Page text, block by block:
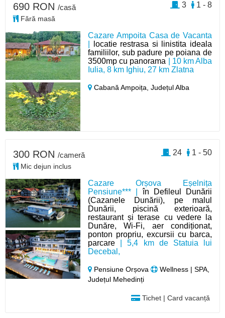
Cazare Ampoita Casa de Vacanta
locatie restrasa si linistita ideala
familiilor, sub padure pe poiana de
3500mp cu panorama | 10 km Alba
Iulia, 8 km Ighiu, 27 km Zlatna
Cabană Ampoița,Județul Alba
690 RON /casă
Fără masă
1 - 8
3
Cazare Orșova Eșelnița
Pensiune*** |în Defileul Dunării
(Cazanele Dunării), pe malul
Dunării, piscină exterioară,
restaurant și terase cu vedere la
Dunăre, Wi-Fi, aer condiționat,
ponton propriu, excursii cu barca,
parcare | 5,4 km de Statuia lui
Decebal,
Pensiune Orșova
Wellness | SPA,
Județul Mehedinți
Tichet | Card vacanță
300 RON /cameră
Mic dejun inclus
1 - 50
24